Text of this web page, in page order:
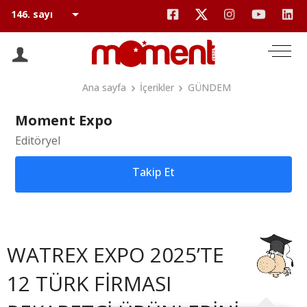
Ana sayfa İçerikler GÜNDEM
Moment Expo
Editöryel
Takip Et
WATREX EXPO 2025’TE
12 TÜRK FİRMASI